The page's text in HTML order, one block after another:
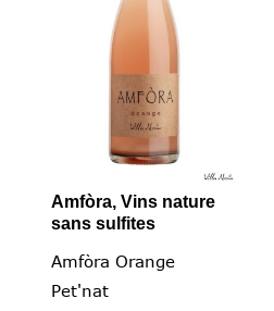
Amfòra, Vins nature
sans sulfites
Amfòra Orange
Pet'nat